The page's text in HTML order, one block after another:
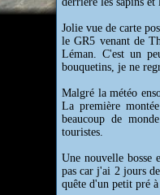
Jolie vue de carte
le GR5 venant de
Léman. C'est un
bouquetins, je ne
Malgré la météo
La première
beaucoup de
touristes.
Une nouvelle bosse
pas car j'ai 2 jours
quête d'un petit pré